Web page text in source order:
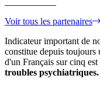
Voir tous les partenaires
Indicateur important de
constitue depuis toujours
d'un Français sur cinq
troubles psychiatriques.